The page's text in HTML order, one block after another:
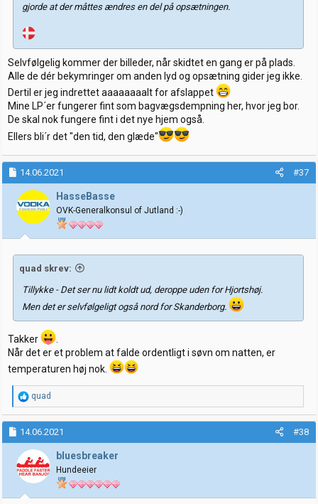
gjorde at der måttes ændres en del på opsætningen.
Selvfølgelig kommer der billeder, når skidtet en gang er på plads.
Alle de dér bekymringer om anden lyd og opsætning gider jeg ikke.
Dertil er jeg indrettet aaaaaaaalt for afslappet
Mine LP´er fungerer fint som bagvægsdempning her, hvor jeg bor.
De skal nok fungere fint i det nye hjem også.
Ellers bli´r det "den tid, den glæde"
14.06.2021 #37
HasseBasse
OVK-Generalkonsul of Jutland :-)
quad skrev:
Tillykke - Det ser nu lidt koldt ud, deroppe uden for Hjortshøj.
Men det er selvfølgeligt også nord for Skanderborg.
Takker
Når det er et problem at falde ordentligt i søvn om natten, er
temperaturen høj nok.
R
e
a
k
s
j
o
n
e
r
quad
14.06.2021 #38
bluesbreaker
Hundeeier